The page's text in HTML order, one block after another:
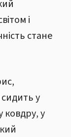
і
стане
у
ковдру, у